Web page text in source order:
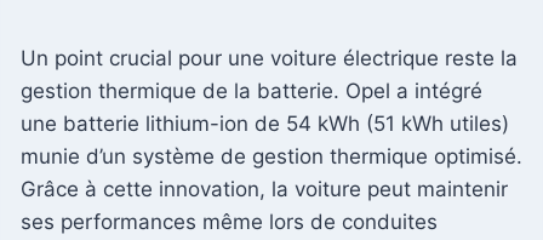
Un point crucial pour une voiture électrique reste la
gestion thermique de la batterie. Opel a intégré
une batterie lithium-ion de 54 kWh (51 kWh utiles)
munie d’un système de gestion thermique optimisé.
Grâce à cette innovation, la voiture peut maintenir
ses performances même lors de conduites